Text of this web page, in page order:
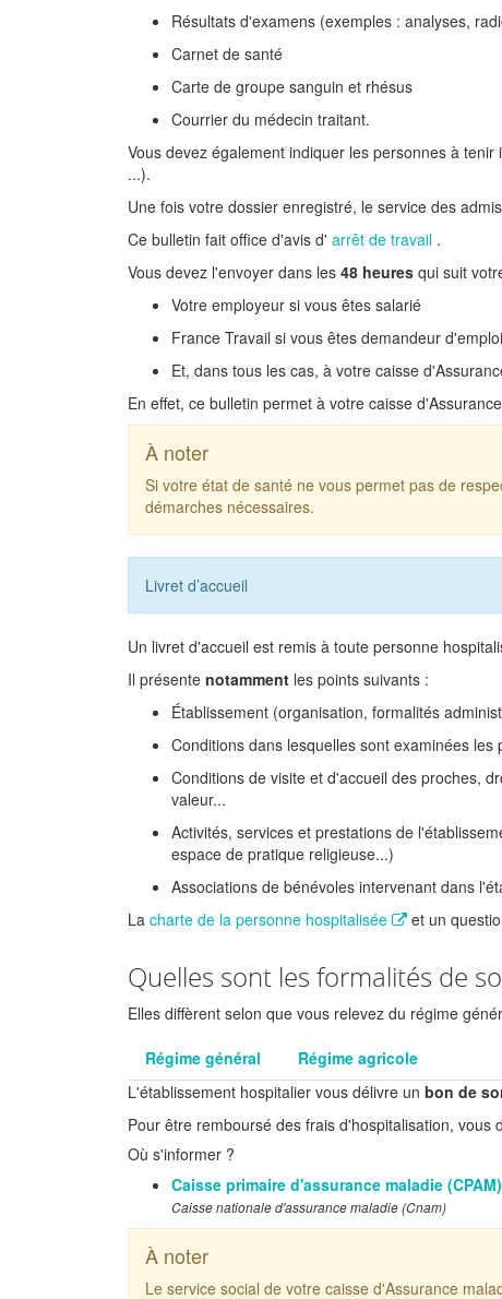
Résultats d'examens (exemples : analyses,
Carnet de santé
Carte de groupe sanguin et rhésus
Courrier du médecin traitant.
Vous devez également indiquer les personnes à
...).
Une fois votre dossier enregistré, le service des
Ce bulletin fait office d'avis d' arrêt de travail .
Vous devez l'envoyer dans les 48 heures qui suit
Votre employeur si vous êtes salarié
France Travail si vous êtes demandeur d'emploi
Et, dans tous les cas, à votre caisse
En effet, ce bulletin permet à votre caisse
À noter
Si votre état de santé ne vous permet pas de
démarches nécessaires.
Livret d’accueil
Un livret d'accueil est remis à toute personne
Il présente notamment les points suivants :
Établissement (organisation, formalités
Conditions dans lesquelles sont examinées les
Conditions de visite et d'accueil des proches,
valeur...
Activités, services et prestations de
espace de pratique religieuse...)
Associations de bénévoles intervenant dans
La charte de la personne hospitalisée et un
Quelles sont les formalités de
Elles diffèrent selon que vous relevez du régime
Régime général
Régime agricole
L'établissement hospitalier vous délivre un bon de
Pour être remboursé des frais d'hospitalisation, vous
Où s'informer ?
Caisse primaire d'assurance maladie (CPAM)
Caisse nationale d'assurance maladie (Cnam)
À noter
Le service social de votre caisse d'Assurance